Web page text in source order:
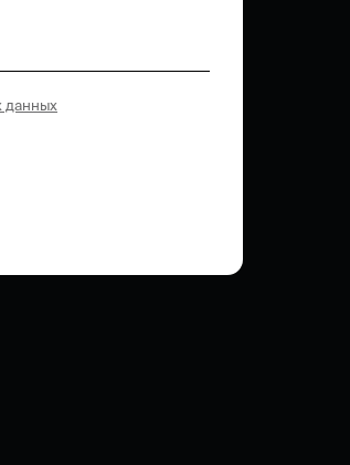
данных